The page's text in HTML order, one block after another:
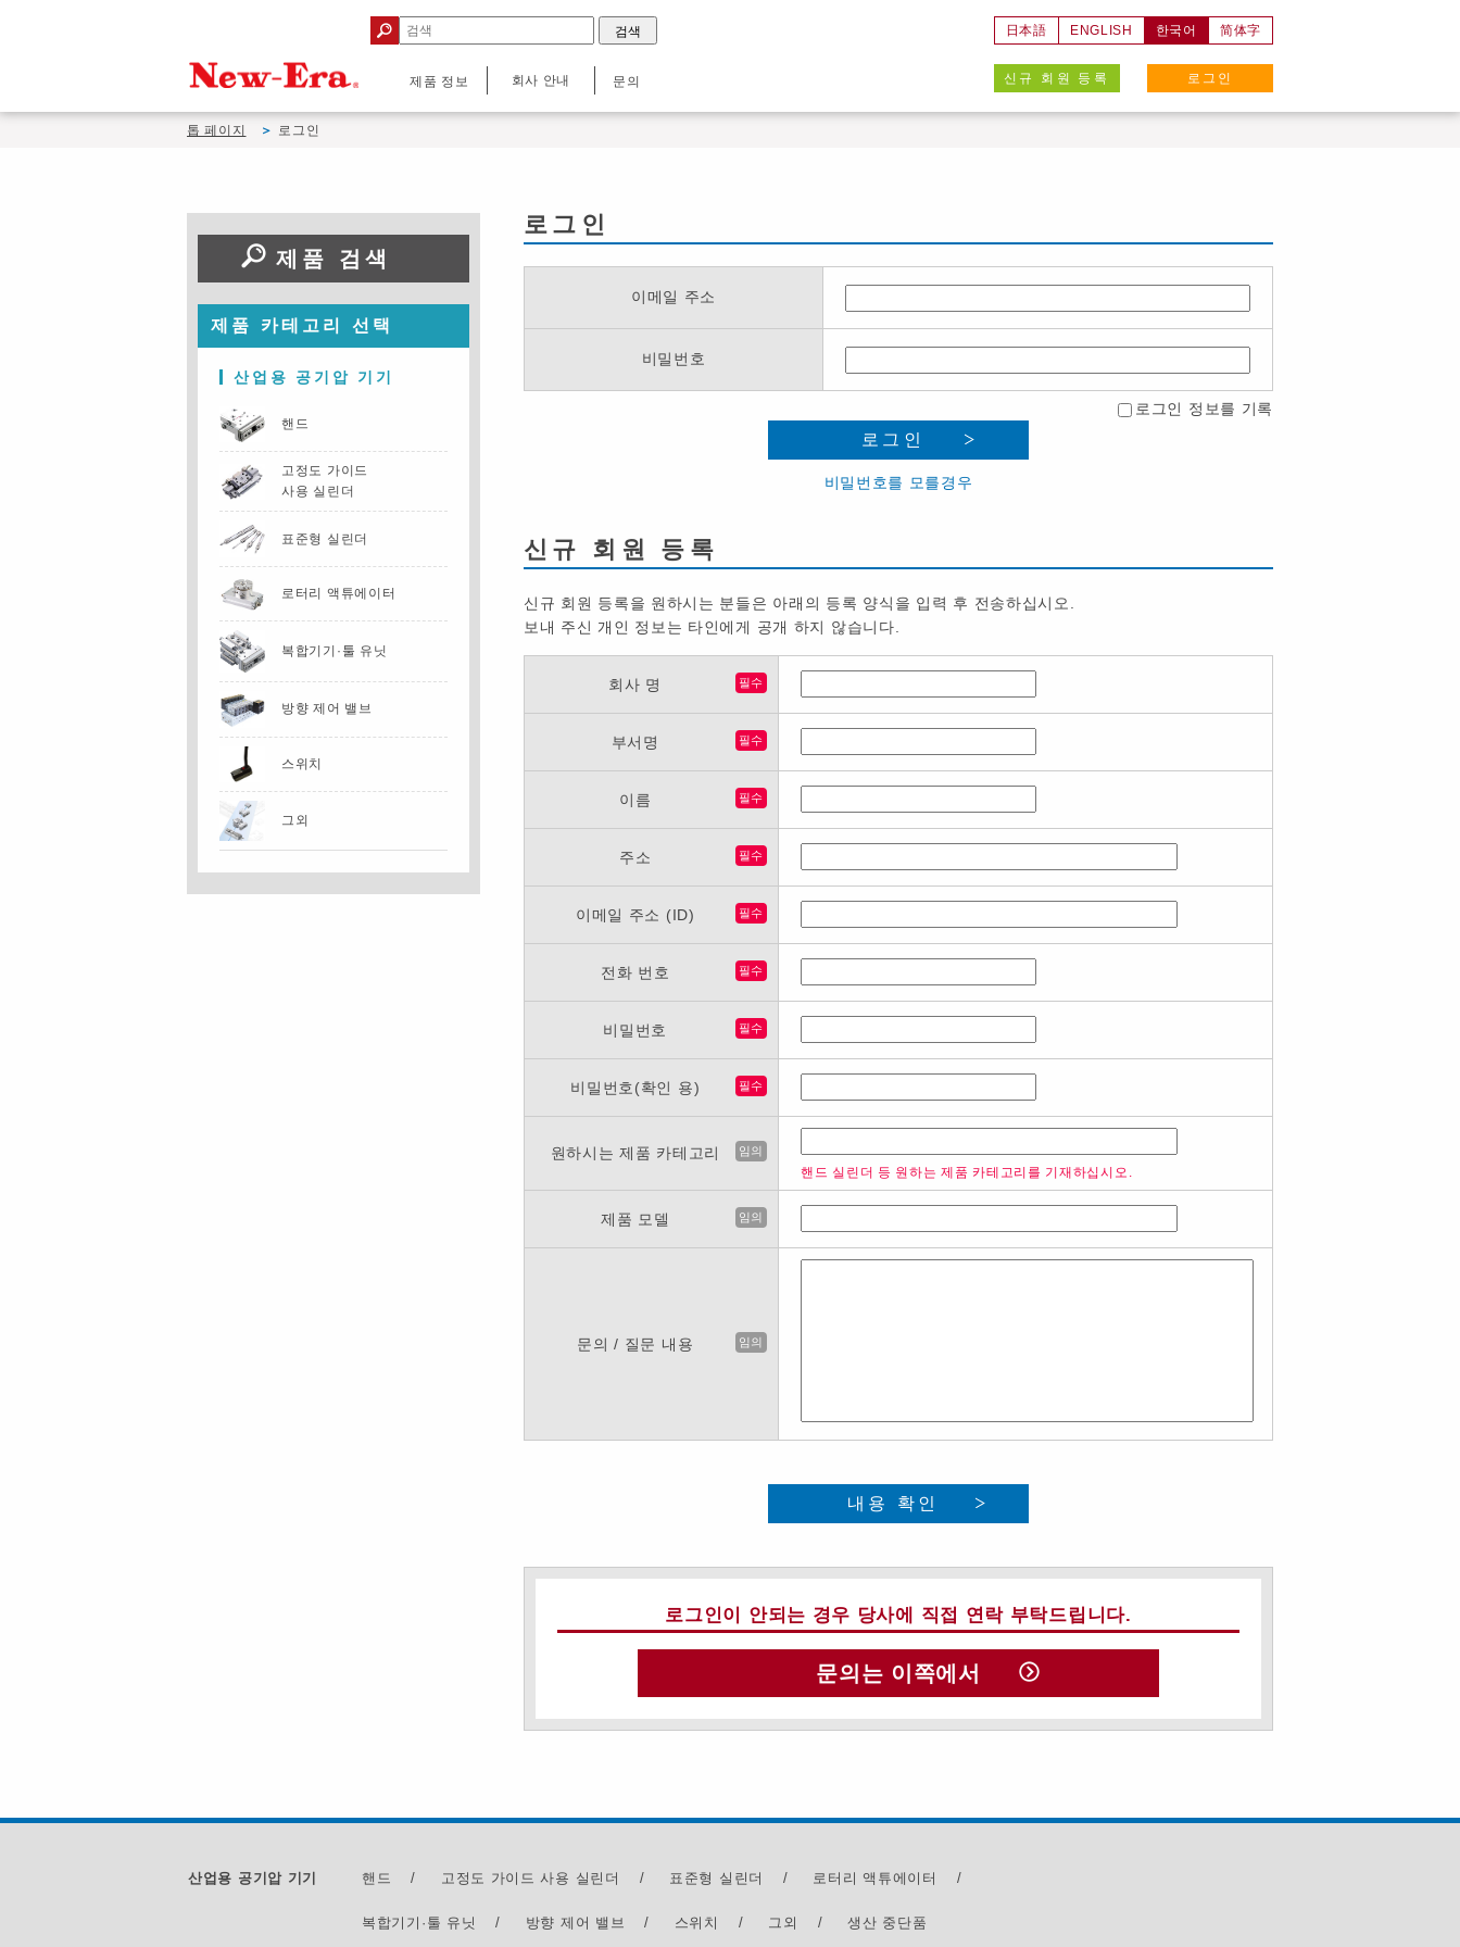
제품 정보 회사 안내 문의
日本語 ENGLISH 한국어 简体字
신규 회원 등록 로그인
톱 페이지 로그인
로그인
이메일 주소
비밀번호
로그인 정보를 기록
로그인
비밀번호를 모를경우
신규 회원 등록
신규 회원 등록을 원하시는 분들은 아래의 등록 양식을 입력 후 전송하십시오.
보내 주신 개인 정보는 타인에게 공개 하지 않습니다.
회사 명 필수
부서명 필수
이름 필수
주소 필수
이메일 주소 (ID) 필수
전화 번호 필수
비밀번호 필수
비밀번호(확인 용) 필수
원하시는 제품 카테고리 임의
핸드 실린더 등 원하는 제품 카테고리를 기재하십시오.
제품 모델 임의
문의 / 질문 내용 임의
내용 확인
로그인이 안되는 경우 당사에 직접 연락 부탁드립니다.
문의는 이쪽에서
제품 검색
제품 카테고리 선택
산업용 공기압 기기
핸드
고정도 가이드
사용 실린더
표준형 실린더
로터리 액튜에이터
복합기기·툴 유닛
방향 제어 밸브
스위치
그외
산업용 공기압 기기 핸드 / 고정도 가이드 사용 실린더 / 표준형 실린더 / 로터리 액튜에이터 /
복합기기·툴 유닛 / 방향 제어 밸브 / 스위치 / 그외 / 생산 중단품